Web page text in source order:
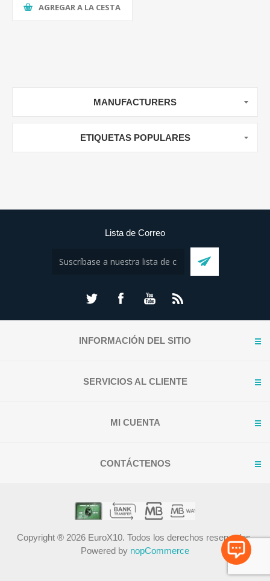
AGREGAR A LA CESTA
MANUFACTURERS
ETIQUETAS POPULARES
Lista de Correo
INFORMACIÓN DEL SITIO
SERVICIOS AL CLIENTE
MI CUENTA
CONTÁCTENOS
Copyright ® 2026 EuroX10. Todos los derechos reservados.
Powered by nopCommerce